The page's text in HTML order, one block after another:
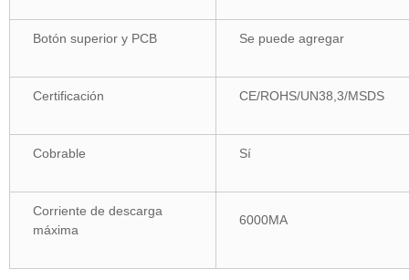
Botón superior y PCB Se puede agregar
Certificación CE/ROHS/UN38,3/MSDS
Cobrable Sí
Corriente de descarga
máxima
6000MA